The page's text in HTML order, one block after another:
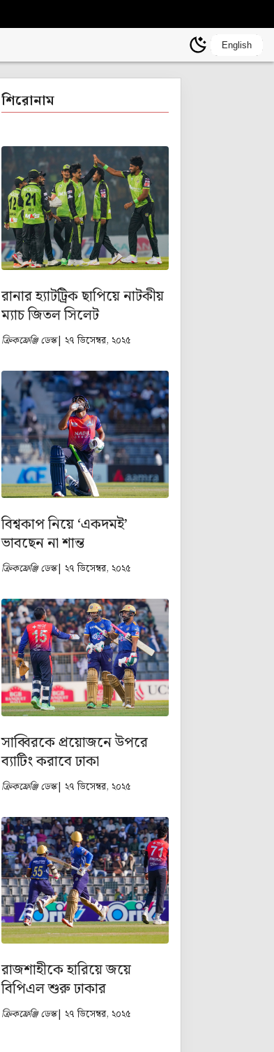
English
শিরোনাম
রানার হ্যাটট্রিক ছাপিয়ে নাটকীয়
ম্যাচ জিতল সিলেট
ক্রিকফ্রেঞ্জি ডেস্ক| ২৭ ডিসেম্বর, ২০২৫
বিশ্বকাপ নিয়ে ‘একদমই’
ভাবছেন না শান্ত
ক্রিকফ্রেঞ্জি ডেস্ক| ২৭ ডিসেম্বর, ২০২৫
সাব্বিরকে প্রয়োজনে উপরে
ব্যাটিং করাবে ঢাকা
ক্রিকফ্রেঞ্জি ডেস্ক| ২৭ ডিসেম্বর, ২০২৫
রাজশাহীকে হারিয়ে জয়ে
বিপিএল শুরু ঢাকার
ক্রিকফ্রেঞ্জি ডেস্ক| ২৭ ডিসেম্বর, ২০২৫